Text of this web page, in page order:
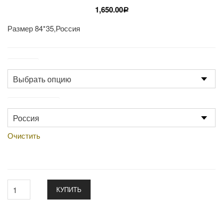
1,650.00Р
Размер 84*35,Россия
Очистить
КУПИТЬ